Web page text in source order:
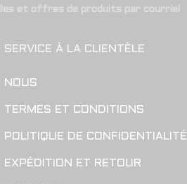
et offres de produits par courriel
SERVICE À LA CLIENTÈLE
NOUS
TERMES ET CONDITIONS
POLITIQUE DE CONFIDENTIALITÉ
EXPÉDITION ET RETOUR